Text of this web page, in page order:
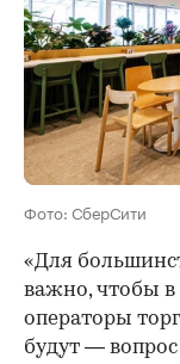
Фото: СберСити
«Для
важно, чтобы
операторы
будут —